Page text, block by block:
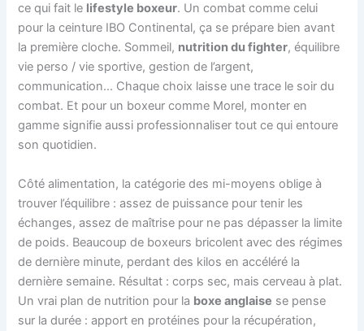
ce qui fait le lifestyle boxeur. Un combat comme celui
pour la ceinture IBO Continental, ça se prépare bien avant
la première cloche. Sommeil, nutrition du fighter, équilibre
vie perso / vie sportive, gestion de l’argent,
communication… Chaque choix laisse une trace le soir du
combat. Et pour un boxeur comme Morel, monter en
gamme signifie aussi professionnaliser tout ce qui entoure
son quotidien.
Côté alimentation, la catégorie des mi-moyens oblige à
trouver l’équilibre : assez de puissance pour tenir les
échanges, assez de maîtrise pour ne pas dépasser la limite
de poids. Beaucoup de boxeurs bricolent avec des régimes
de dernière minute, perdant des kilos en accéléré la
dernière semaine. Résultat : corps sec, mais cerveau à plat.
Un vrai plan de nutrition pour la boxe anglaise se pense
sur la durée : apport en protéines pour la récupération,